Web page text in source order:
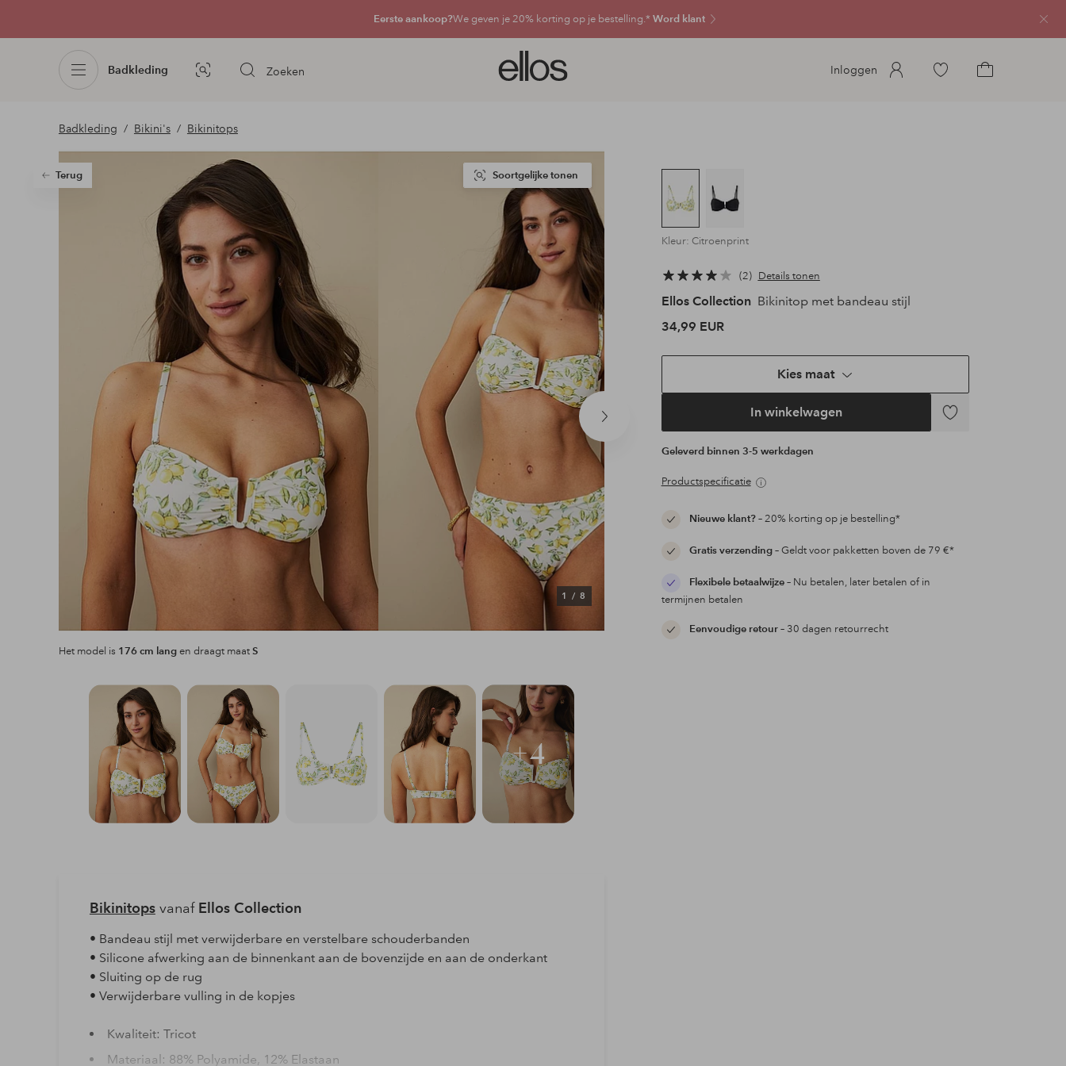
Eerste aankoop?We geven je 20% korting op je bestelling.* Word klant
Badkleding
Afbeelding
Zoeken
Ellos
logo
de
voorpagina
Inloggen
Ga
Badkleding Bikini's Bikinitops
Terug
Volgend
product
1/ 8
Soortgelijke tonen
Het model is 176 cm langen draagt maatS
Kleur: Citroenprint
2 Details tonen
Ellos Collection Bikinitop met bandeau stijl
34,99 EUR
Kies maat
In winkelwagen
Toevoegen
Geleverd binnen 3-5 werkdagen
Productspecificatie
Nieuwe klant?– 20% korting op je bestelling*
Gratis verzending– Geldt voor pakketten boven de 79 €*
Flexibele betaalwijze– Nu betalen, later betalen of in
termijnen betalen
Eenvoudige retour– 30 dagen retourrecht
+4
Bikinitopsvanaf Ellos Collection
• Bandeau stijl met verwijderbare en verstelbare schouderbanden
• Silicone afwerking aan de binnenkant aan de bovenzijde en aan de onderkant
• Sluiting op de rug
• Verwijderbare vulling in de kopjes
Kwaliteit: Tricot
Materiaal: 88% Polyamide, 12% Elastaan